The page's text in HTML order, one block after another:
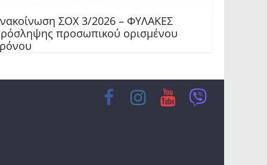
ΣΟΧ 3/2026 – ΦΥΛΑΚΕΣ
προσωπικού ορισμένου